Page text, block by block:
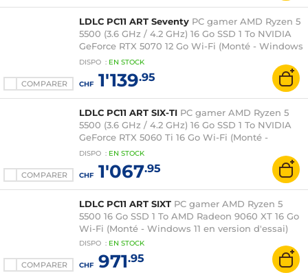
COMPARER
LDLC PC11 ART Seventy PC gamer AMD Ryzen 5
5500 (3.6 GHz / 4.2 GHz) 16 Go SSD 1 To NVIDIA
GeForce RTX 5070 12 Go Wi-Fi (Monté - Windows
11 en version d'essai)
DISPO : EN STOCK
CHF1'139.95
COMPARER
LDLC PC11 ART SIX-TI PC gamer AMD Ryzen 5
5500 (3.6 GHz / 4.2 GHz) 16 Go SSD 1 To NVIDIA
GeForce RTX 5060 Ti 16 Go Wi-Fi (Monté -
Windows 11 en version d'essai)
DISPO : EN STOCK
CHF1'067.95
COMPARER
LDLC PC11 ART SIXT PC gamer AMD Ryzen 5
5500 16 Go SSD 1 To AMD Radeon 9060 XT 16 Go
Wi-Fi (Monté - Windows 11 en version d'essai)
DISPO : EN STOCK
CHF971.95